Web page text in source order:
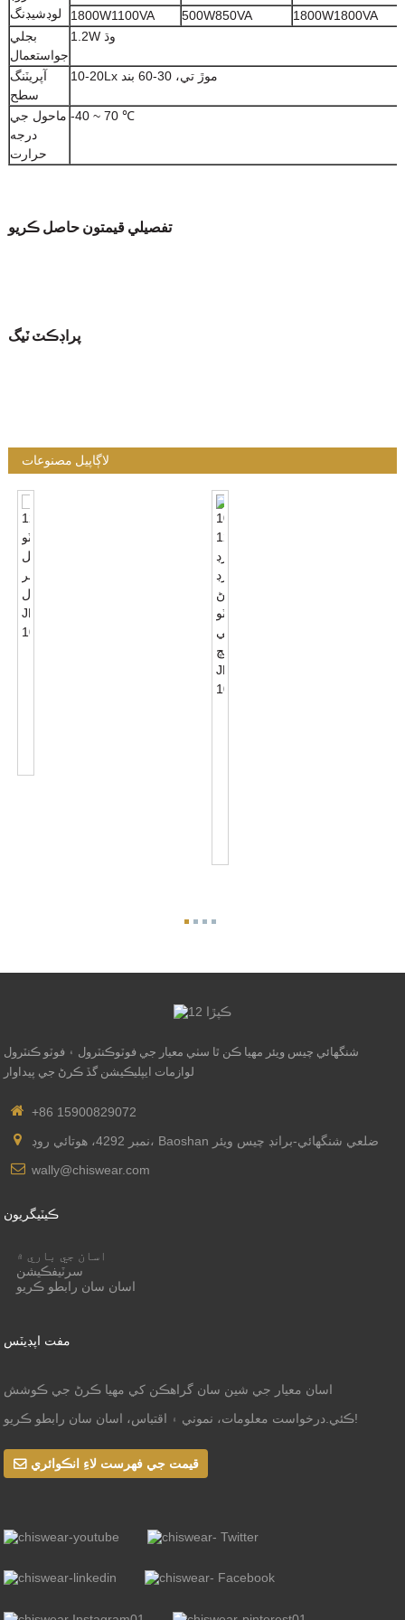
لوڊشيڊنگ
1800W1100VA
500W850VA 1800W1800VA
بجلي
جواستعمال
1.2W وڌ
آپريٽنگ
سطح
10-20Lx موڙ تي، 30-60 بند
ماحول جي
درجه
حرارت
-40 ~ 70 ℃
تفصيلي قيمتون حاصل ڪريو
پراڊڪٽ ٽيگ
لاڳاپيل مصنوعات
شنگھائي چيس ويئر مهيا ڪن ٿا سٺي معيار جي فوٽوڪنٽرول ۽ فوٽو ڪنٽرول
لوازمات ايپليڪيشن گڏ ڪرڻ جي پيداوار
+86 15900829072
نمبر 4292، هوتائي روڊ، Baoshan ضلعي شنگھائي-برانڊ چيس ويئر
wally@chiswear.com
ڪيٽيگريون
اسان جي باري ۾
سرٽيفڪيشن
اسان سان رابطو ڪريو
مفت اپڊيٽس
اسان معيار جي شين سان گراهڪن کي مهيا ڪرڻ جي ڪوشش
ڪئي.درخواست معلومات، نموني ۽ اقتباس، اسان سان رابطو ڪريو!
قيمت جي فهرست لاءِ انڪوائري